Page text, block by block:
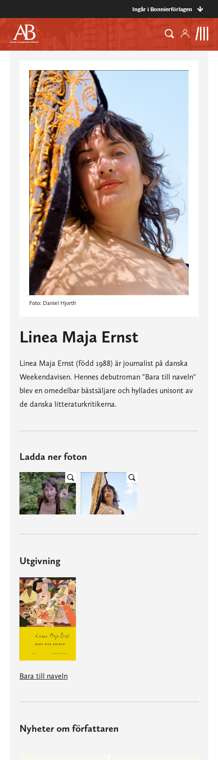
Ingår i Bonnierförlagen
Foto: Daniel Hjorth
Linea Maja Ernst
Linea Maja Ernst (född 1988) är journalist på danska
Weekendavisen. Hennes debutroman "Bara till naveln"
blev en omedelbar bästsäljare och hyllades unisont av
de danska litteraturkritikerna.
Ladda ner foton
Utgivning
Bara till naveln
Nyheter om författaren